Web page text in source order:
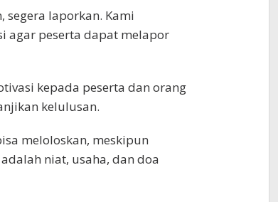
segera laporkan. Kami
agar peserta dapat melapor
kepada peserta dan orang
kelulusan.
meloloskan, meskipun
niat, usaha, dan doa